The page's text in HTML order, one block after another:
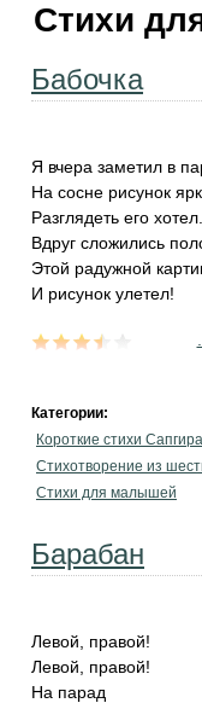
Стихи
Бабочка
Я вчера заметил в
На сосне рисунок
Разглядеть его хотел...
Вдруг сложились
Этой радужной
И рисунок улетел!
Категории:
Короткие стихи Сапгира
Стихотворение из
Стихи для малышей
Барабан
Левой, правой!
Левой, правой!
На парад